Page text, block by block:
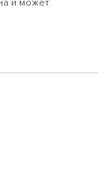
и может